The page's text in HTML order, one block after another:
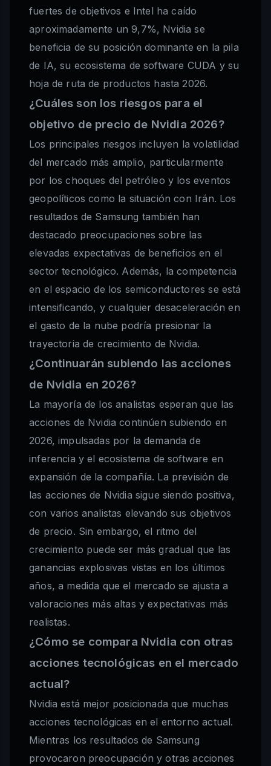
fuertes de objetivos e Intel ha caído
aproximadamente un 9,7%, Nvidia se
beneficia de su posición dominante en la pila
de IA, su ecosistema de software CUDA y su
hoja de ruta de productos hasta 2026.
¿Cuáles son los riesgos para el
objetivo de precio de Nvidia 2026?
Los principales riesgos incluyen la volatilidad
del mercado más amplio, particularmente
por los choques del petróleo y los eventos
geopolíticos como la situación con Irán. Los
resultados de Samsung también han
destacado preocupaciones sobre las
elevadas expectativas de beneficios en el
sector tecnológico. Además, la competencia
en el espacio de los semiconductores se está
intensificando, y cualquier desaceleración en
el gasto de la nube podría presionar la
trayectoria de crecimiento de Nvidia.
¿Continuarán subiendo las acciones
de Nvidia en 2026?
La mayoría de los analistas esperan que las
acciones de Nvidia continúen subiendo en
2026, impulsadas por la demanda de
inferencia y el ecosistema de software en
expansión de la compañía. La previsión de
las acciones de Nvidia sigue siendo positiva,
con varios analistas elevando sus objetivos
de precio. Sin embargo, el ritmo del
crecimiento puede ser más gradual que las
ganancias explosivas vistas en los últimos
años, a medida que el mercado se ajusta a
valoraciones más altas y expectativas más
realistas.
¿Cómo se compara Nvidia con otras
acciones tecnológicas en el mercado
actual?
Nvidia está mejor posicionada que muchas
acciones tecnológicas en el entorno actual.
Mientras los resultados de Samsung
provocaron preocupación y otras acciones